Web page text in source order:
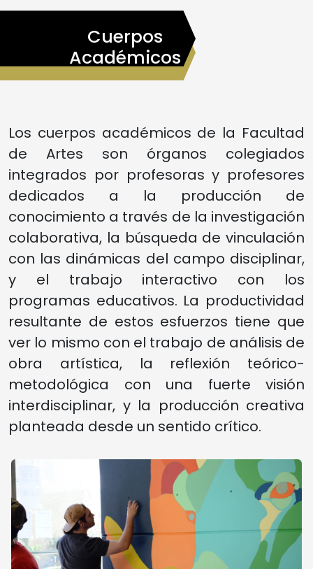
Cuerpos
Académicos
Los cuerpos académicos de la Facultad
de Artes son órganos colegiados
integrados por profesoras y profesores
dedicados a la producción de
conocimiento a través de la investigación
colaborativa, la búsqueda de vinculación
con las dinámicas del campo disciplinar,
y el trabajo interactivo con los
programas educativos. La productividad
resultante de estos esfuerzos tiene que
ver lo mismo con el trabajo de análisis de
obra artística, la reflexión teórico-
metodológica con una fuerte visión
interdisciplinar, y la producción creativa
planteada desde un sentido crítico.